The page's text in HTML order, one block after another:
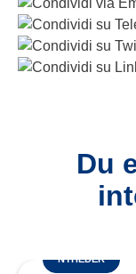
Du
NYHEDER